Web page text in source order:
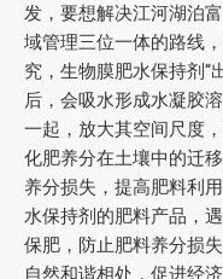
发，要想解决江河湖泊
域管理三位一体的路线
究，生物膜肥水保持剂“
后，会吸水形成水凝胶
一起，放大其空间尺度
化肥养分在土壤中的迁
养分损失，提高肥料利
水保持剂的肥料产品，
保肥，防止肥料养分损
自然和谐相处，促进经